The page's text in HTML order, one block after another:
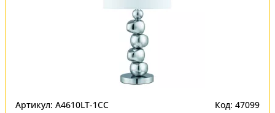
Артикул: A4610LT-1CC Код: 47099